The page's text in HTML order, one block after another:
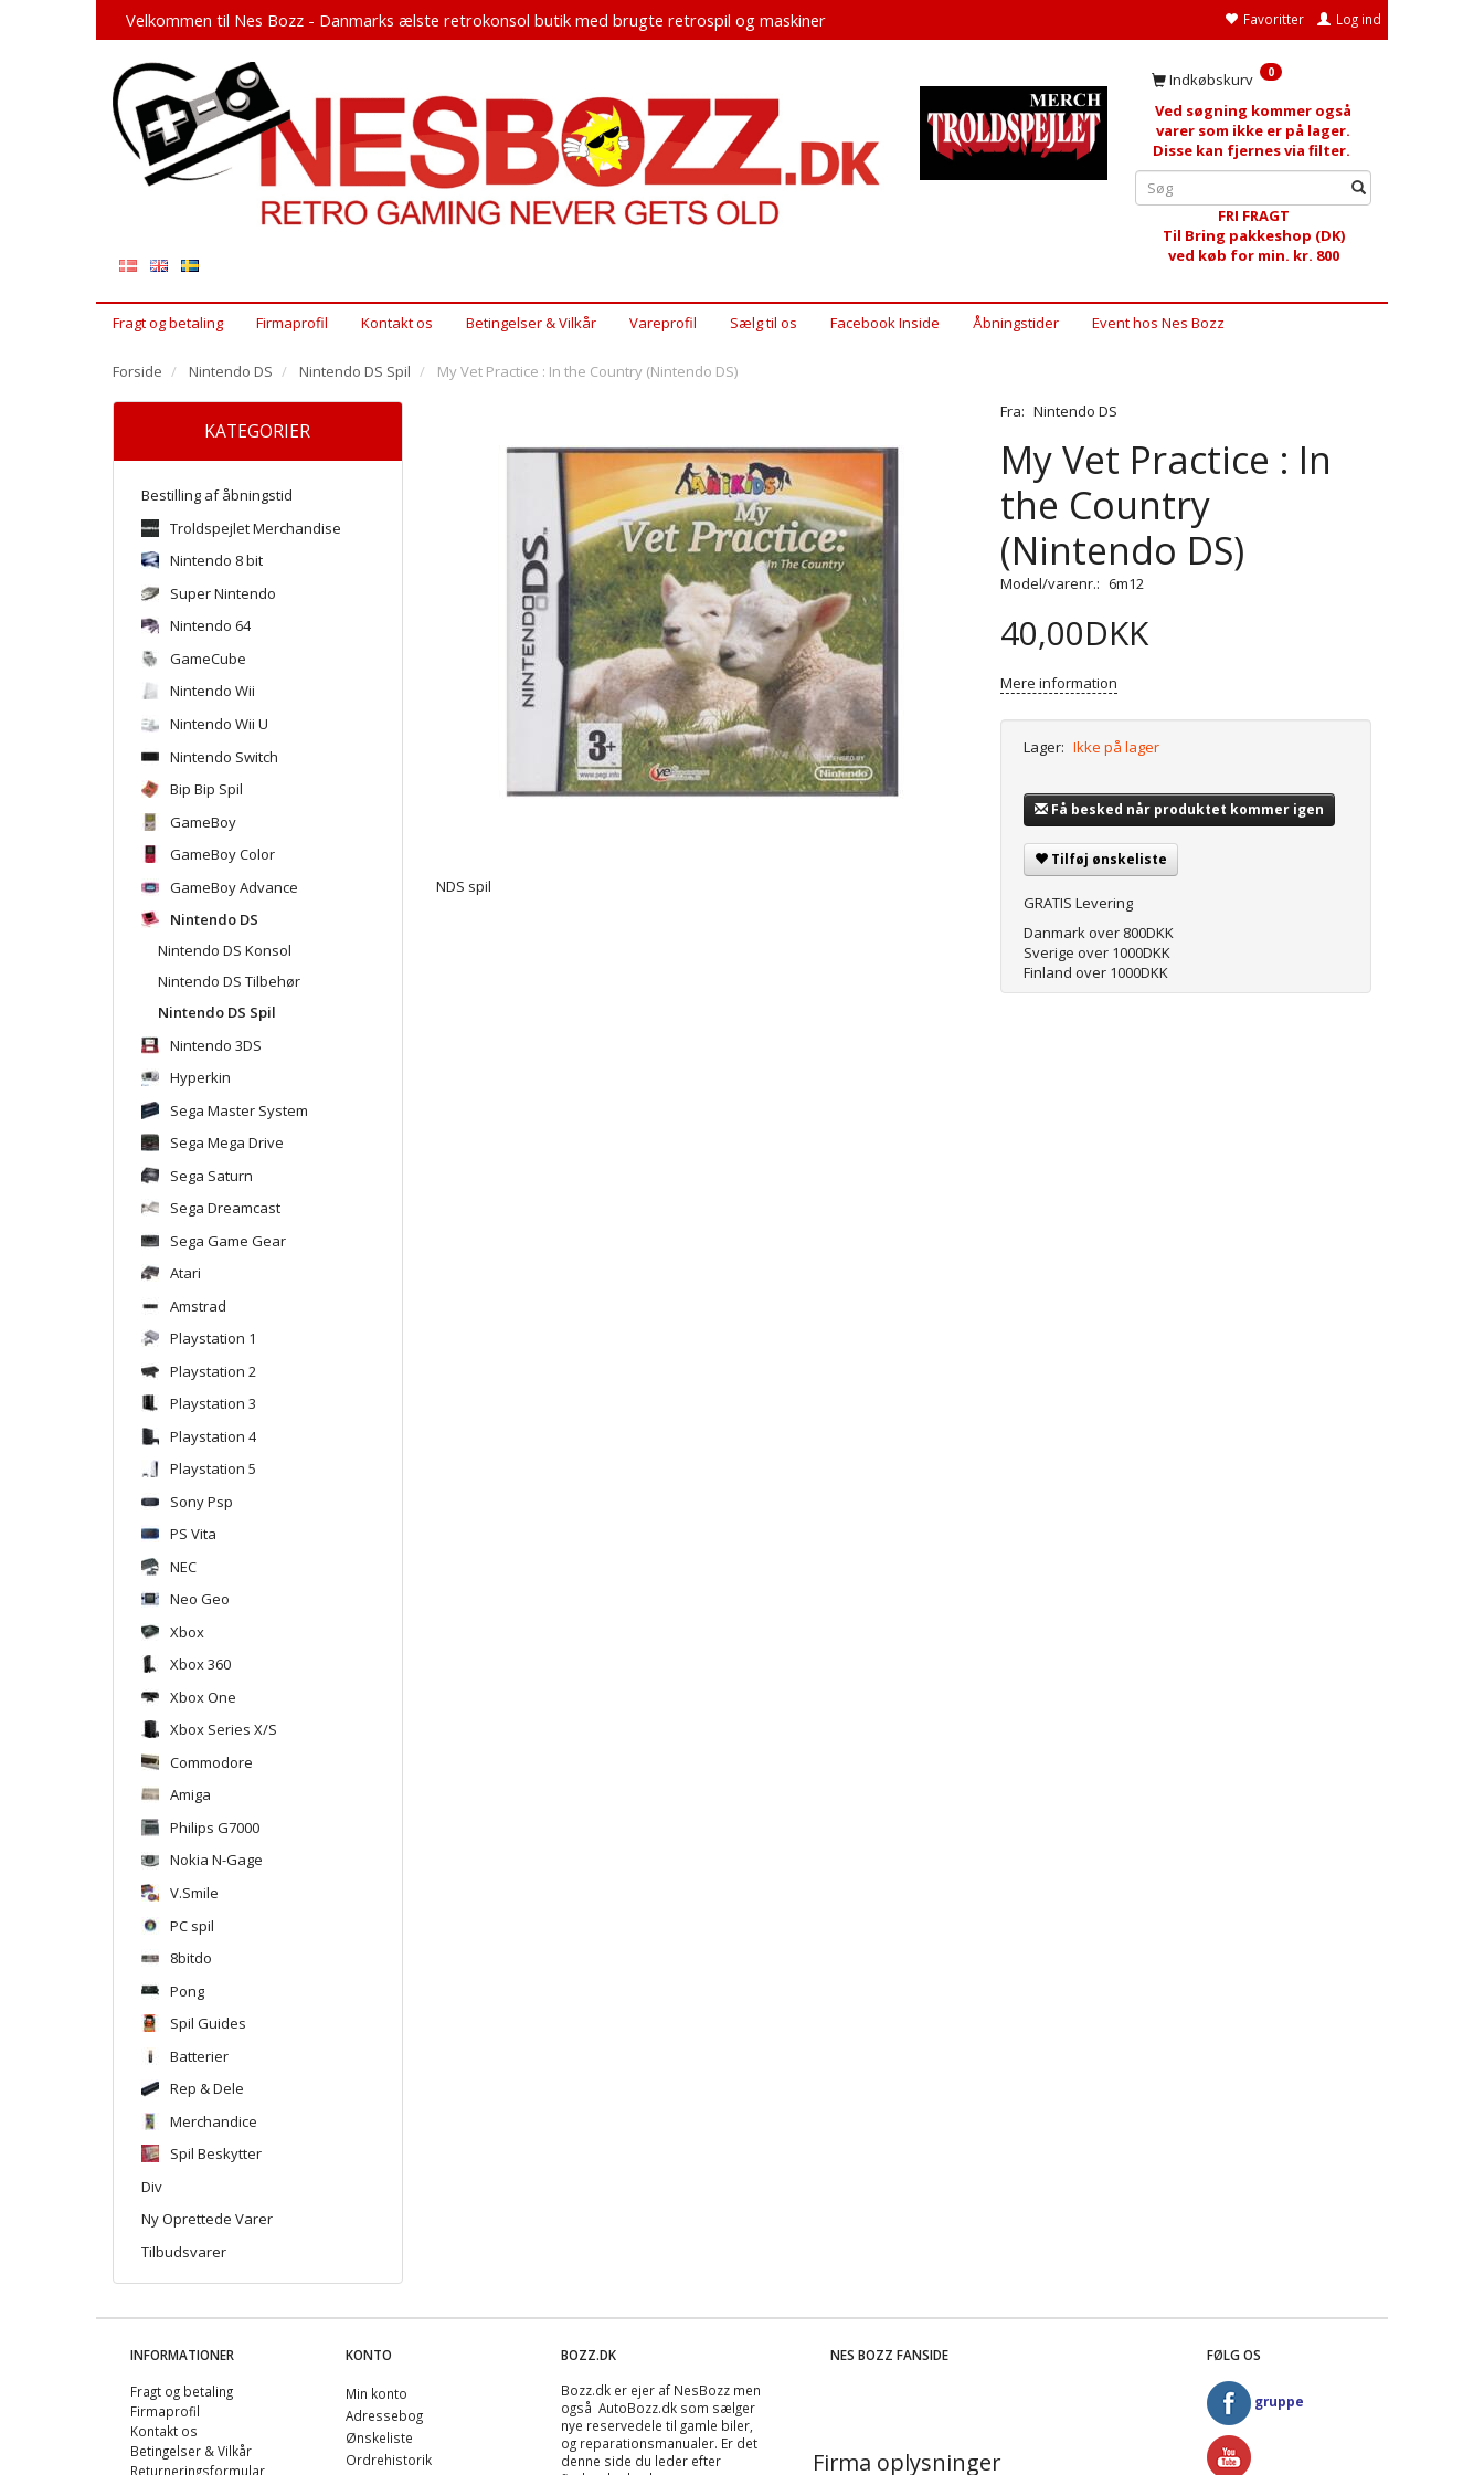
Favoritter Log ind
Velkommen til Nes Bozz - Danmarks ælste retrokonsol butik med brugte retrospil og maskiner
Indkøbskurv 0
Ved søgning kommer også
varer som ikke er på lager.
Disse kan fjernes via filter.
FRI FRAGT
Til Bring pakkeshop (DK)
ved køb for min. kr. 800
Fragt og betaling Firmaprofil Kontakt os Betingelser & Vilkår Vareprofil Sælg til os Facebook Inside Åbningstider Event hos Nes Bozz
Forside Nintendo DS Nintendo DS Spil My Vet Practice : In the Country (Nintendo DS)
KATEGORIER
Bestilling af åbningstid
Troldspejlet Merchandise
Nintendo 8 bit
Super Nintendo
Nintendo 64
GameCube
Nintendo Wii
Nintendo Wii U
Nintendo Switch
Bip Bip Spil
GameBoy
GameBoy Color
GameBoy Advance
Nintendo DS
Nintendo DS Konsol
Nintendo DS Tilbehør
Nintendo DS Spil
Nintendo 3DS
Hyperkin
Sega Master System
Sega Mega Drive
Sega Saturn
Sega Dreamcast
Sega Game Gear
Atari
Amstrad
Playstation 1
Playstation 2
Playstation 3
Playstation 4
Playstation 5
Sony Psp
PS Vita
NEC
Neo Geo
Xbox
Xbox 360
Xbox One
Xbox Series X/S
Commodore
Amiga
Philips G7000
Nokia N-Gage
V.Smile
PC spil
8bitdo
Pong
Spil Guides
Batterier
Rep & Dele
Merchandice
Spil Beskytter
Div
Ny Oprettede Varer
Tilbudsvarer
NDS spil
Fra: Nintendo DS
My Vet Practice : In
the Country
(Nintendo DS)
Model/varenr.: 6m12
40,00DKK
Mere information
Lager: Ikke på lager
Få besked når produktet kommer igen
Tilføj ønskeliste
GRATIS Levering
Danmark over 800DKK
Sverige over 1000DKK
Finland over 1000DKK
INFORMATIONER
Fragt og betaling
Firmaprofil
Kontakt os
Betingelser & Vilkår
Returneringsformular
KONTO
Min konto
Adressebog
Ønskeliste
Ordrehistorik
BOZZ.DK
Bozz.dk er ejer af NesBozz men
også AutoBozz.dk som sælger
nye reservedele til gamle biler,
og reparationsmanualer. Er det
denne side du leder efter
NES BOZZ FANSIDE
Firma oplysninger
FØLG OS
gruppe